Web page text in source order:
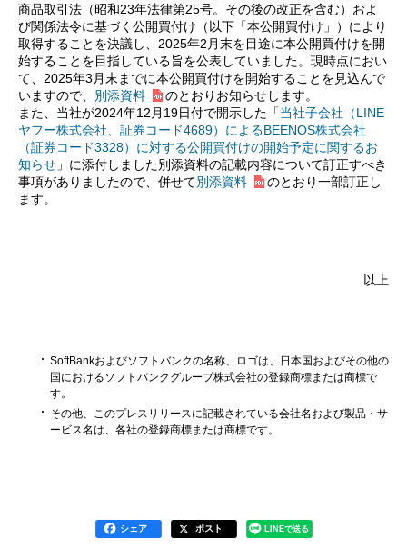
商品取引法（昭和23年法律第25号。その後の改正を含む）およ
び関係法令に基づく公開買付け（以下「本公開買付け」）により
取得することを決議し、2025年2月末を目途に本公開買付けを開
始することを目指している旨を公表していました。現時点におい
て、2025年3月末までに本公開買付けを開始することを見込んで
いますので、 別添資料
のとおりお知らせします。
また、当社が2024年12月19日付で開示した「当社子会社（LINE
ヤフー株式会社、証券コード4689）によるBEENOS株式会社
（証券コード3328）に対する公開買付けの開始予定に関するお
知らせ 」に添付しました別添資料の記載内容について訂正すべき
事項がありましたので、併せて別添資料
のとおり一部訂正し
ます。
以上
SoftBankおよびソフトバンクの名称、ロゴは、日本国およびその他の
国におけるソフトバンクグループ株式会社の登録商標または商標で
す。
その他、このプレスリリースに記載されている会社名および製品・サ
ービス名は、各社の登録商標または商標です。
シェア ポスト LINEで送る